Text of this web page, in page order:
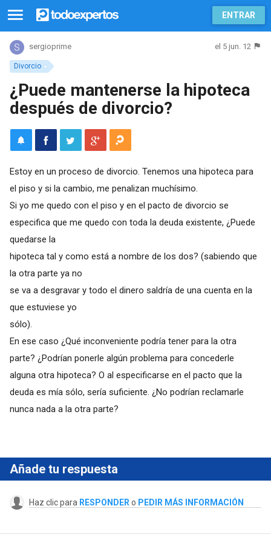
ENTRAR
Divorcio
sergioprime el 5 jun. 12
¿Puede mantenerse la hipoteca
después de divorcio?
Estoy en un proceso de divorcio. Tenemos una hipoteca para
el piso y si la cambio, me penalizan muchísimo.
Si yo me quedo con el piso y en el pacto de divorcio se
especifica que me quedo con toda la deuda existente, ¿Puede
quedarse la
hipoteca tal y como está a nombre de los dos? (sabiendo que
la otra parte ya no
se va a desgravar y todo el dinero saldría de una cuenta en la
que estuviese yo
sólo).
En ese caso ¿Qué inconveniente podría tener para la otra
parte? ¿Podrían ponerle algún problema para concederle
alguna otra hipoteca? O al especificarse en el pacto que la
deuda es mía sólo, sería suficiente. ¿No podrían reclamarle
nunca nada a la otra parte?
Añade tu respuesta
Haz clic para RESPONDER o PEDIR MÁS INFORMACIÓN